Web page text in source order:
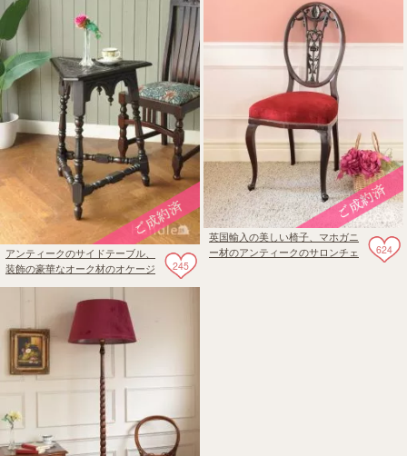
245
アンティークのサイドテーブル、
装飾の豪華なオーク材のオケージ
ョナルテーブル
624
英国輸入の美しい椅子、マホガニ
ー材のアンティークのサロンチェ